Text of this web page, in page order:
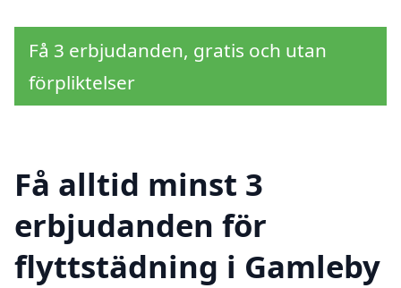
Få 3 erbjudanden, gratis och utan
förpliktelser
Få alltid minst 3
erbjudanden för
flyttstädning i Gamleby